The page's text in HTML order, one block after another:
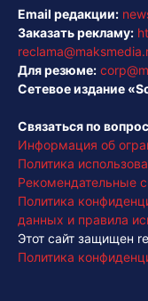
Email редакции:
Заказать рекламу:
Для резюме:
Сетевое издание
Связаться по
Информация об
Политика
Рекомендательные
Политика
данных и правила
Этот сайт защищен
Политика